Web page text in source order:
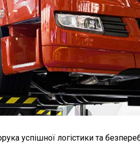
успішної логістики та